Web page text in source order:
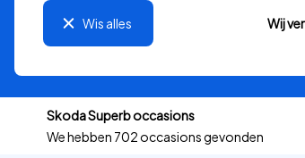
Wis alles Wij
Skoda Superb occasions
We hebben 702 occasions gevonden